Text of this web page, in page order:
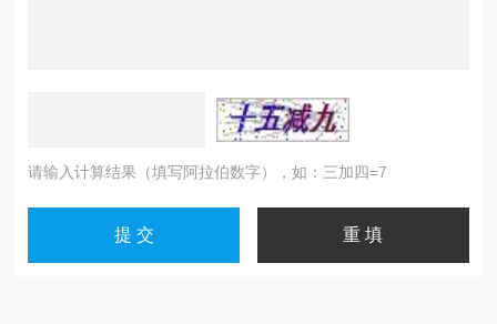
请输入计算结果（填写阿拉伯数字），如：三加四=7